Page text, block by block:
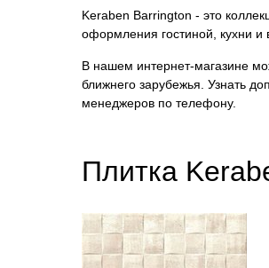
Keraben Barrington - это
оформления гостиной, кухни и
В нашем интернет-магазине
ближнего зарубежья. Узнать
менеджеров по телефону.
Плитка